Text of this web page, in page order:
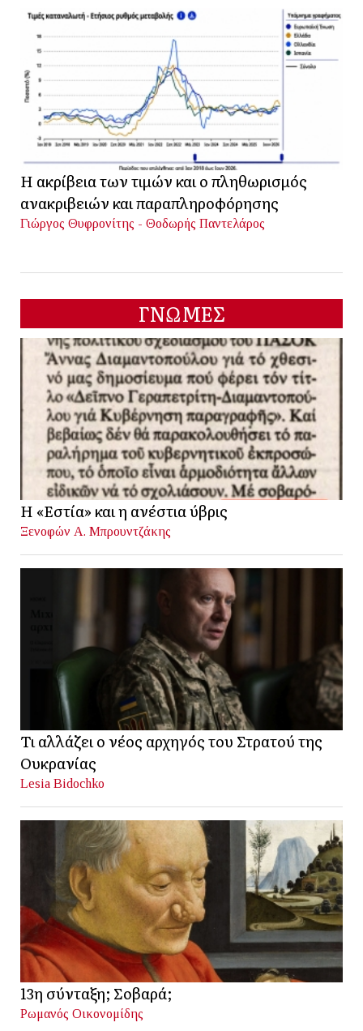
Η ακρίβεια των τιμών και ο πληθωρισμός
ανακριβειών και παραπληροφόρησης
Γιώργος Θυφρονίτης - Θοδωρής Παντελάρος
ΓΝΩΜΕΣ
Η «Εστία» και η ανέστια ύβρις
Ξενοφών Α. Μπρουντζάκης
Τι αλλάζει ο νέος αρχηγός του Στρατού της
Ουκρανίας
Lesia Bidochko
13η σύνταξη; Σοβαρά;
Ρωμανός Οικονομίδης